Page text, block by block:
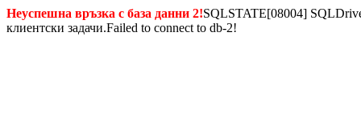
Неуспешна връзка с база данни 2!SQLSTATE[08004]
клиентски задачи.Failed to connect to db-2!